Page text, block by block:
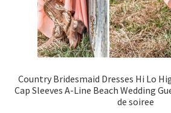
Country Bridesmaid Dresses Hi Lo
Cap Sleeves A-Line Beach Wedding
de soiree